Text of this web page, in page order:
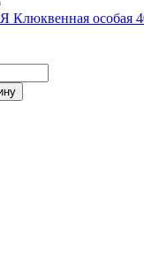
особая